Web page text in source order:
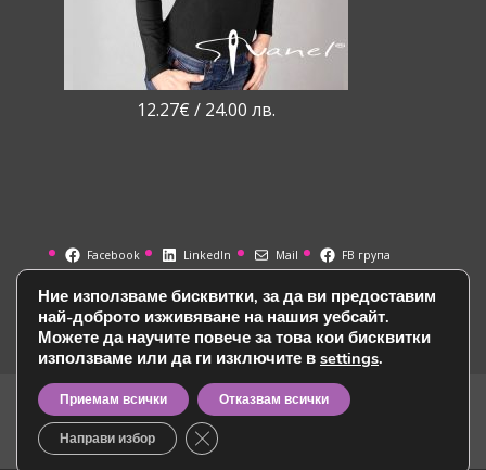
12.27€ / 24.00 лв.
Facebook LinkedIn Mail FB група
Политика за лични данни и бисквитки
Общи условия и политика на сайта
Въпроси и отговори
Ние използваме бисквитки, за да ви предоставим
най-доброто изживяване на нашия уебсайт.
Можете да научите повече за това кои бисквитки
използваме или да ги изключите в settings.
Приемам всички Отказвам всички
Направи избор Close GDPR Cookie Banner